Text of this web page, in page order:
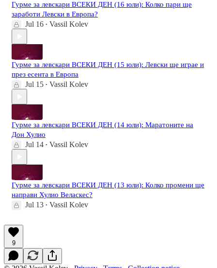
Гурме за левскари ВСЕКИ ДЕН (16 юли): Колко пари ще
заработи Левски в Европа?
Jul 16 • Vassil Kolev
Гурме за левскари ВСЕКИ ДЕН (15 юли): Левски ще играе и
през есента в Европа
Jul 15 • Vassil Kolev
Гурме за левскари ВСЕКИ ДЕН (14 юли): Маратоните на
Дон Хулио
Jul 14 • Vassil Kolev
Гурме за левскари ВСЕКИ ДЕН (13 юли): Колко промени ще
направи Хулио Веласкес?
Jul 13 • Vassil Kolev
9